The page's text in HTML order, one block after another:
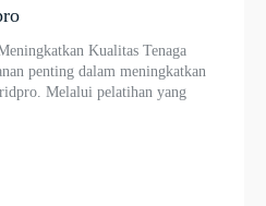
Kualitas Tenaga
penting dalam meningkatkan
Melalui pelatihan yang